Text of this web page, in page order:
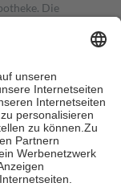
Die
als Zuzahlung
Höhe von zehn
fünf Euround
die tatsächlichen
Apotheken.
die
Euro je